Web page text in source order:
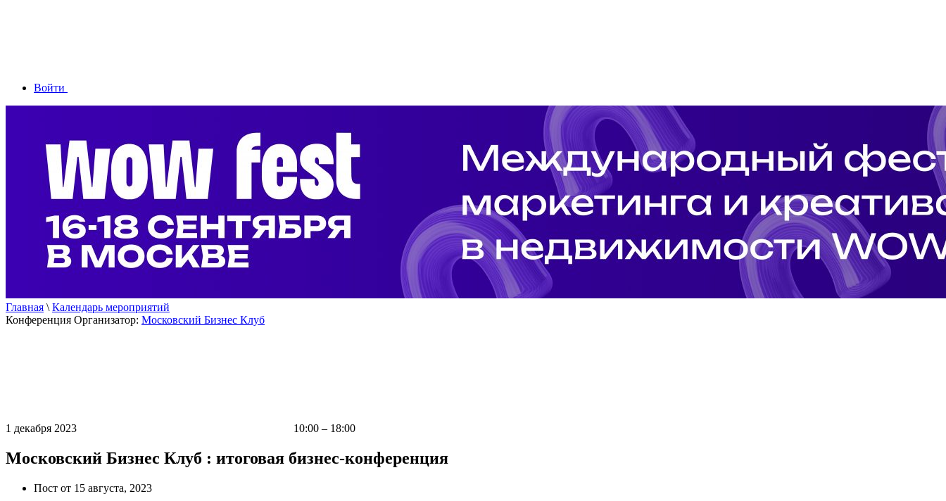
Войти
Главная \ Календарь мероприятий
Конференция Организатор: Московский Бизнес Клуб
1 декабря 2023 10:00 – 18:00
Московский Бизнес Клуб : итоговая бизнес-конференция
Пост от 15 августа, 2023